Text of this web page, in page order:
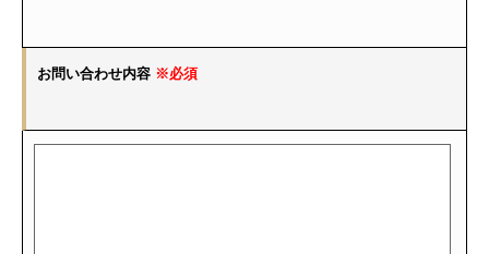
お問い合わせ内容 ※必須